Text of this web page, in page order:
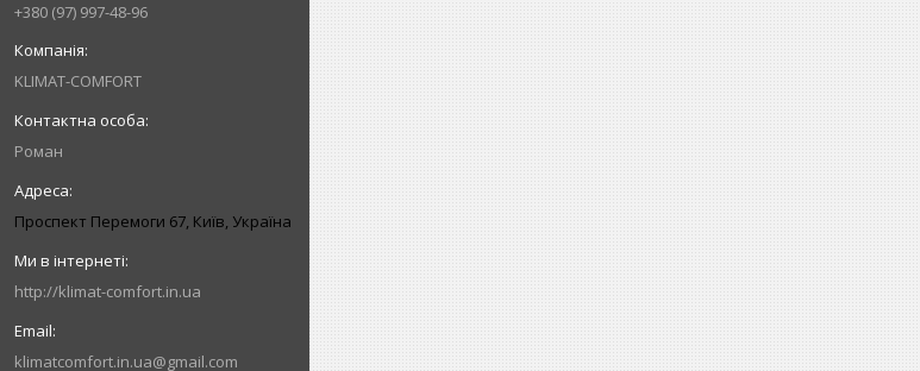
+380 (97) 997-48-96
KLIMAT-COMFORT
Роман
Проспект Перемоги 67, Київ, Україна
http://klimat-comfort.in.ua
klimatcomfort.in.ua@gmail.com